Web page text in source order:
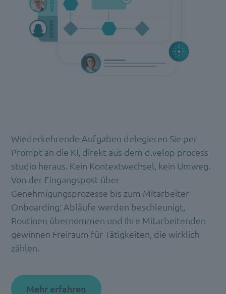
Wiederkehrende Aufgaben delegieren Sie per
Prompt an die KI, direkt aus dem d.velop process
studio heraus. Kein Kontextwechsel, kein Umweg.
Von der Eingangspost über
Genehmigungsprozesse bis zum Mitarbeiter-
Onboarding: Abläufe werden beschleunigt,
Routinen übernommen und Ihre Mitarbeitenden
gewinnen Freiraum für Tätigkeiten, die wirklich
zählen.
Mehr erfahren